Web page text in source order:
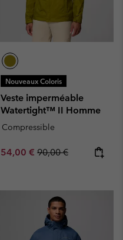
Nouveaux Coloris
Veste imperméable
Watertight™ II Homme
Compressible
Sale price:
54,00 € Regular price:
90,00 €